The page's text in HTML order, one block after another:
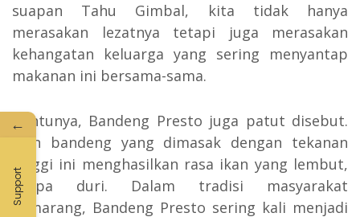
suapan Tahu Gimbal, kita tidak hanya
merasakan lezatnya tetapi juga merasakan
kehangatan keluarga yang sering menyantap
makanan ini bersama-sama.
Tentunya, Bandeng Presto juga patut disebut.
Ikan bandeng yang dimasak dengan tekanan
tinggi ini menghasilkan rasa ikan yang lembut,
tanpa duri. Dalam tradisi masyarakat
Semarang, Bandeng Presto sering kali menjadi
←
Support